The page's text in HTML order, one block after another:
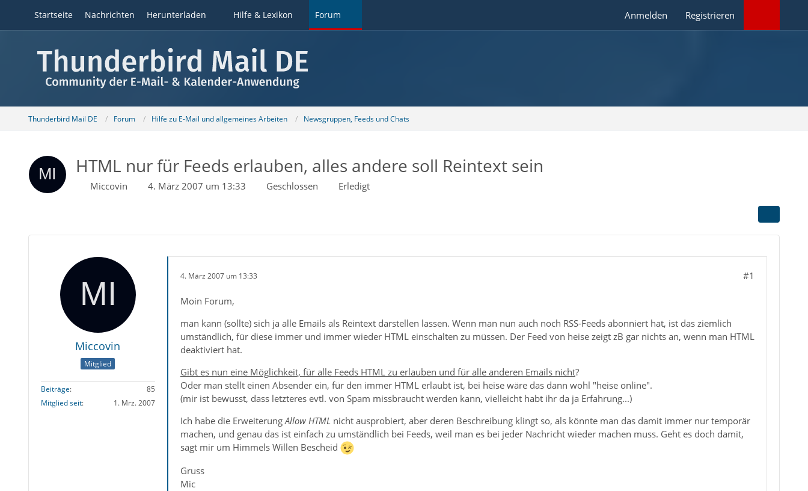
Startseite Nachrichten Herunterladen Hilfe & Lexikon Forum Anmelden Registrieren
Thunderbird Mail DE Forum Hilfe zu E-Mail und allgemeines Arbeiten Newsgruppen, Feeds und Chats
HTML nur für Feeds erlauben, alles andere soll Reintext sein
Miccovin 4. März 2007 um 13:33 Geschlossen Erledigt
Miccovin
Mitglied
Beiträge
85
Mitglied seit
1. Mrz. 2007
4. März 2007 um 13:33 #1
Moin Forum,
man kann (sollte) sich ja alle Emails als Reintext darstellen lassen. Wenn man nun auch noch RSS-Feeds abonniert hat, ist das ziemlich
umständlich, für diese immer und immer wieder HTML einschalten zu müssen. Der Feed von heise zeigt zB gar nichts an, wenn man HTML
deaktiviert hat.
Gibt es nun eine Möglichkeit, für alle Feeds HTML zu erlauben und für alle anderen Emails nicht?
Oder man stellt einen Absender ein, für den immer HTML erlaubt ist, bei heise wäre das dann wohl "heise online".
(mir ist bewusst, dass letzteres evtl. von Spam missbraucht werden kann, vielleicht habt ihr da ja Erfahrung...)
Ich habe die ErweiterungAllow HTML nicht ausprobiert, aber deren Beschreibung klingt so, als könnte man das damit immer nur temporär
machen, und genau das ist einfach zu umständlich bei Feeds, weil man es bei jeder Nachricht wieder machen muss. Geht es doch damit,
sagt mir um Himmels Willen Bescheid
Gruss
Mic